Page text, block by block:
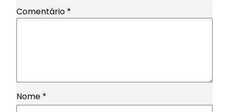
Comentário *
Nome *